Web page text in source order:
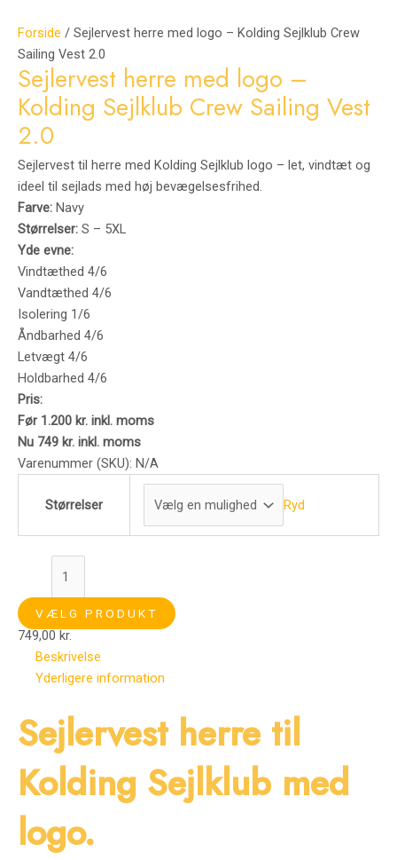
Forside / Sejlervest herre med logo – Kolding Sejlklub Crew
Sailing Vest 2.0
Sejlervest herre med logo –
Kolding Sejlklub Crew Sailing Vest
2.0
Sejlervest til herre med Kolding Sejlklub logo – let, vindtæt og
ideel til sejlads med høj bevægelsesfrihed.
Farve: Navy
Størrelser: S – 5XL
Yde evne:
Vindtæthed 4/6
Vandtæthed 4/6
Isolering 1/6
Åndbarhed 4/6
Letvægt 4/6
Holdbarhed 4/6
Pris:
Før 1.200 kr. inkl. moms
Nu 749 kr. inkl. moms
Varenummer (SKU): N/A
Størrelser Ryd
VÆLG PRODUKT
749,00 kr.
Beskrivelse
Yderligere information
Sejlervest herre til
Kolding Sejlklub med
logo.